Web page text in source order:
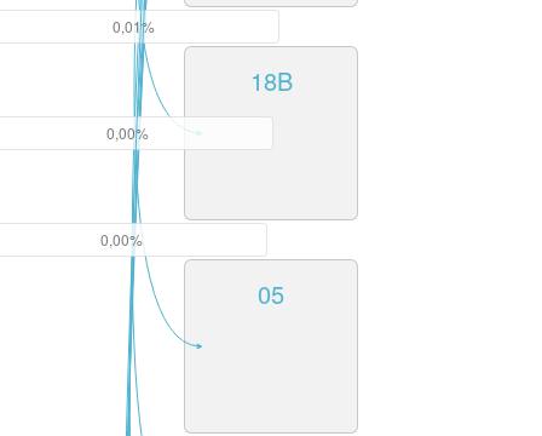
18B
05
0,01%
0,00%
0,00%